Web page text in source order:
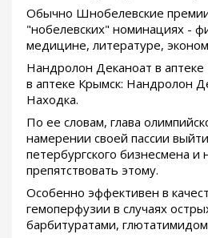
Обычно Шнобелевские
"нобелевских" номинациях -
медицине, литературе,
Нандролон Деканоат в
в аптеке Крымск: Нандролон
Находка.
По ее словам, глава
намерении своей пассии
петербургского бизнесмена и
препятствовать этому.
Особенно эффективен в
гемоперфузии в случаях
барбитуратами,